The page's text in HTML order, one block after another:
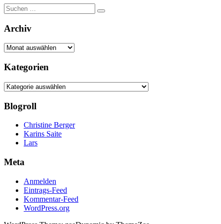
Suchen
nach:
Suchen
Archiv
Archiv
Kategorien
Kategorien
Blogroll
Christine Berger
Karins Saite
Lars
Meta
Anmelden
Eintrags-Feed
Kommentar-Feed
WordPress.org